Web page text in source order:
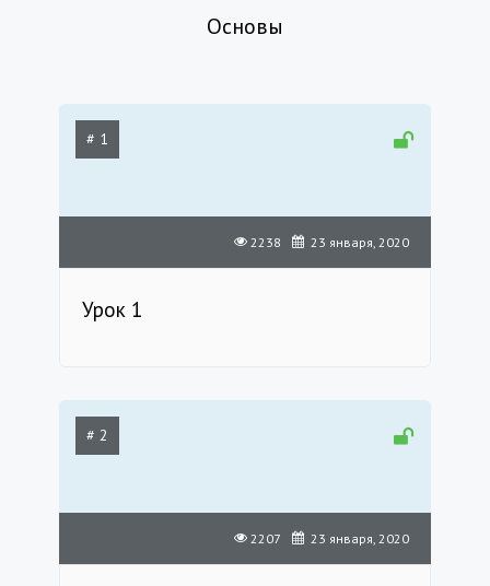
Основы
# 1
23 января, 2020
2238
Урок 1
# 2
23 января, 2020
2207